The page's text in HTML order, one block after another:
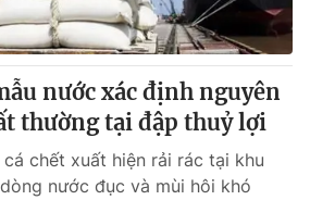
Podcast
nước xác định nguyên
thường tại đập thuỷ lợi
chết xuất hiện rải rác tại khu
nước đục và mùi hôi khó